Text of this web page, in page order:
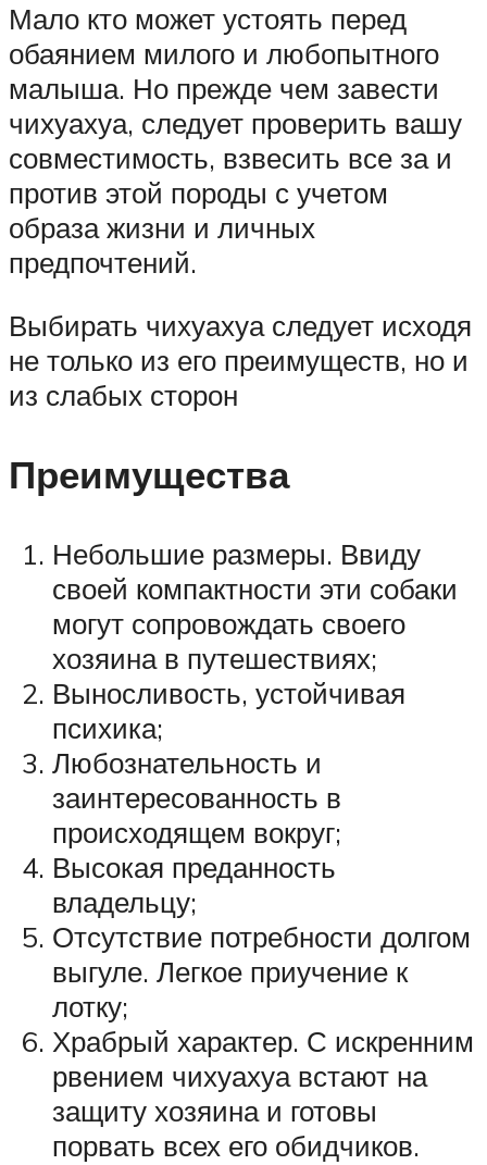
Мало кто может устоять перед
обаянием милого и любопытного
малыша. Но прежде чем завести
чихуахуа, следует проверить вашу
совместимость, взвесить все за и
против этой породы с учетом
образа жизни и личных
предпочтений.
Выбирать чихуахуа следует исходя
не только из его преимуществ, но и
из слабых сторон
Преимущества
Небольшие размеры. Ввиду
своей компактности эти собаки
могут сопровождать своего
хозяина в путешествиях;
Выносливость, устойчивая
психика;
Любознательность и
заинтересованность в
происходящем вокруг;
Высокая преданность
владельцу;
Отсутствие потребности долгом
выгуле. Легкое приучение к
лотку;
Храбрый характер. С искренним
рвением чихуахуа встают на
защиту хозяина и готовы
порвать всех его обидчиков.